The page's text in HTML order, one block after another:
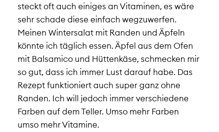
steckt oft auch einiges an Vitaminen, es wäre
sehr schade diese einfach wegzuwerfen.
Meinen Wintersalat mit Randen und Äpfeln
könnte ich täglich essen. Äpfel aus dem Ofen
mit Balsamico und Hüttenkäse, schmecken mir
so gut, dass ich immer Lust darauf habe. Das
Rezept funktioniert auch super ganz ohne
Randen. Ich will jedoch immer verschiedene
Farben auf dem Teller. Umso mehr Farben
umso mehr Vitamine.